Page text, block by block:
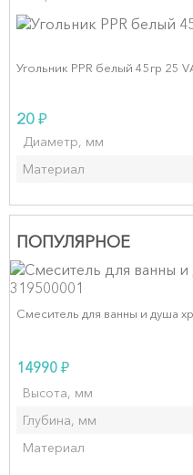
Угольник PPR белый 45гр 25
20₽
Диаметр, мм
Материал
ПОПУЛЯРНОЕ
Смеситель для ванны и душа
14990 ₽
Высота, мм
Глубина, мм
Материал